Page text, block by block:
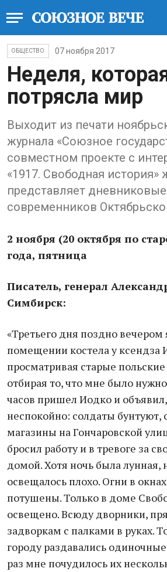
ОБЩЕСТВО 07 ноября 2017
Неделя,
потрясла мир
Выходит из печати
журнала «Союзное
совместном проекте с
«1917. Свободная история»
представляет
современников
2 ноября (20 октября по
года, пятница
Писатель, генерал
Симбирск:
«Третьего дня поздно вечером
помещении костела у ксендза
просматривая старые
отбирая то, что мне было
часов пришел Иодко и
неспокойно: солдаты бунтуют,
магазины на Гончаровской
бросил работу и в тревоге за
домой. Хотя ночь была лунная,
освещалось плохо. Огни в
потушены. Только в доме
освещено. Всюду дворники,
задворкам с палками в руках.
городу раздавались
раз мне почудилось их